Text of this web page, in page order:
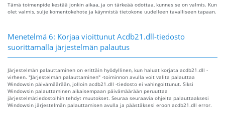
Tämä toimenpide kestää jonkin aikaa, ja on tärkeää odottaa, kunnes se on valmis. Kun
olet valmis, sulje komentokehote ja käynnistä tietokone uudelleen tavalliseen tapaan.
Menetelmä 6: Korjaa vioittunut Acdb21.dll-tiedosto
suorittamalla järjestelmän palautus
Järjestelmän palauttaminen on erittäin hyödyllinen, kun haluat korjata acdb21.dll -
virheen. "Järjestelmän palauttaminen" -toiminnon avulla voit valita palauttaa
Windowsin päivämäärään, jolloin acdb21.dll -tiedosto ei vahingoittunut. Siksi
Windowsin palauttaminen aikaisempaan päivämäärään peruuttaa
järjestelmätiedostoihin tehdyt muutokset. Seuraa seuraavia ohjeita palauttaaksesi
Windowsin järjestelmän palauttamisen avulla ja päästäksesi eroon acdb21.dll error.